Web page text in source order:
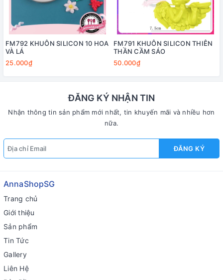
FM792 KHUÔN SILICON 10 HOA
VÀ LÁ
25.000₫
FM791 KHUÔN SILICON THIÊN
THẦN CẦM SÁO
50.000₫
ĐĂNG KÝ NHẬN TIN
Nhận thông tin sản phẩm mới nhất, tin khuyến mãi và nhiều hơn
nữa.
ĐĂNG KÝ
AnnaShopSG
Trang chủ
Giới thiệu
Sản phẩm
Tin Tức
Gallery
Liên Hệ